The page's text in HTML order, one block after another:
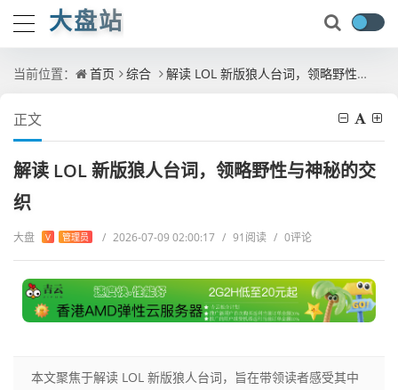
大盘站
当前位置： 首页 综合 解读 LOL 新版狼人台词，领略野性与神秘的交织
正文
解读 LOL 新版狼人台词，领略野性与神秘的交
织
大盘 V 管理员 / 2026-07-09 02:00:17 / 91阅读 / 0评论
本文聚焦于解读 LOL 新版狼人台词，旨在带领读者感受其中